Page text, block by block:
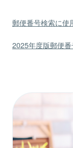
郵便番号検索に使
2025年度版郵便